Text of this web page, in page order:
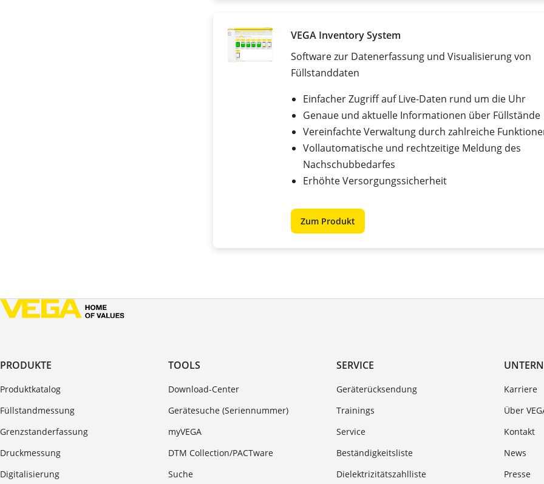
VEGA Inventory System
Software zur Datenerfassung und Visualisierung von
Füllstanddaten
Einfacher Zugriff auf Live-Daten rund um die Uhr
Genaue und aktuelle Informationen über Füllstände
Vereinfachte Verwaltung durch zahlreiche
Vollautomatische und rechtzeitige Meldung des
Nachschubbedarfes
Erhöhte Versorgungssicherheit
Zum Produkt
PRODUKTE
Produktkatalog
Füllstandmessung
Grenzstanderfassung
Druckmessung
Digitalisierung
TOOLS
Download-Center
Gerätesuche (Seriennummer)
myVEGA
DTM Collection/PACTware
Suche
SERVICE
Geräterücksendung
Trainings
Service
Beständigkeitsliste
Dielektrizitätszahlliste
Karriere
Über
Kontakt
News
Presse